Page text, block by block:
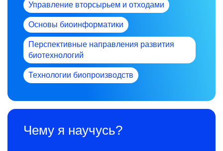
Управление вторсырьем и отходами
Основы биоинформатики
Перспективные направления развития
биотехнологий
Технологии биопроизводств
Чему я научусь?